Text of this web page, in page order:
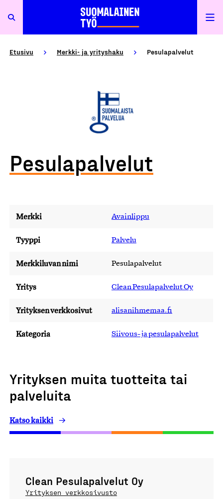
Etusivu Merkki- ja yrityshaku Pesulapalvelut
Pesulapalvelut
Merkki Avainlippu
Tyyppi Palvelu
Merkkiluvan nimi Pesulapalvelut
Yritys Clean Pesulapalvelut Oy
Yrityksen verkkosivut alisanihmemaa.fi
Kategoria Siivous- ja pesulapalvelut
Yrityksen muita tuotteita tai
palveluita
Katso kaikki
Clean Pesulapalvelut Oy
Yrityksen verkkosivusto